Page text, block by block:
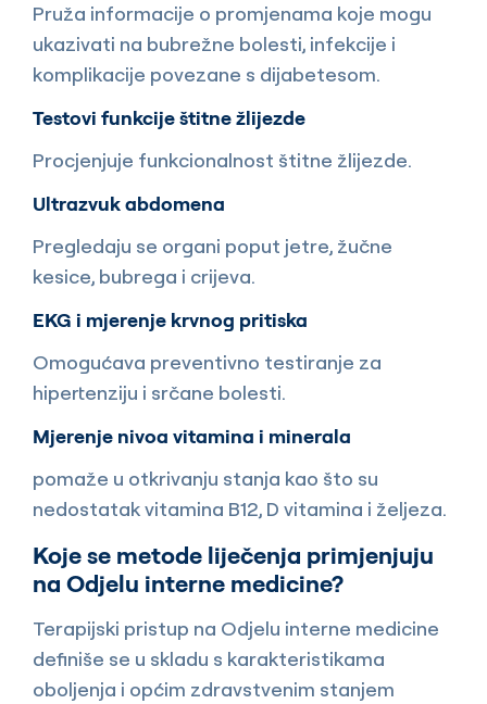
Pruža informacije o promjenama koje mogu
ukazivati na bubrežne bolesti, infekcije i
komplikacije povezane s dijabetesom.
Testovi funkcije štitne žlijezde
Procjenjuje funkcionalnost štitne žlijezde.
Ultrazvuk abdomena
Pregledaju se organi poput jetre, žučne
kesice, bubrega i crijeva.
EKG i mjerenje krvnog pritiska
Omogućava preventivno testiranje za
hipertenziju i srčane bolesti.
Mjerenje nivoa vitamina i minerala
pomaže u otkrivanju stanja kao što su
nedostatak vitamina B12, D vitamina i željeza.
Koje se metode liječenja primjenjuju
na Odjelu interne medicine?
Terapijski pristup na Odjelu interne medicine
definiše se u skladu s karakteristikama
oboljenja i općim zdravstvenim stanjem